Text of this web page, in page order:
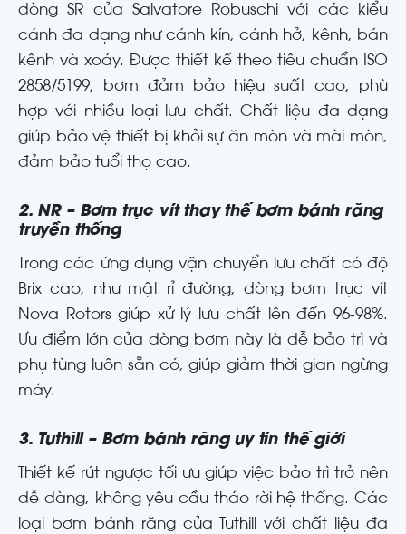
dòng SR của Salvatore Robuschi với các kiểu
cánh đa dạng như cánh kín, cánh hở, kênh, bán
kênh và xoáy. Được thiết kế theo tiêu chuẩn ISO
2858/5199, bơm đảm bảo hiệu suất cao, phù
hợp với nhiều loại lưu chất. Chất liệu đa dạng
giúp bảo vệ thiết bị khỏi sự ăn mòn và mài mòn,
đảm bảo tuổi thọ cao.
2. NR – Bơm trục vít thay thế bơm bánh răng
truyền thống
Trong các ứng dụng vận chuyển lưu chất có độ
Brix cao, như mật rỉ đường, dòng bơm trục vít
Nova Rotors giúp xử lý lưu chất lên đến 96-98%.
Ưu điểm lớn của dòng bơm này là dễ bảo trì và
phụ tùng luôn sẵn có, giúp giảm thời gian ngừng
máy.
3. Tuthill – Bơm bánh răng uy tín thế giới
Thiết kế rút ngược tối ưu giúp việc bảo trì trở nên
dễ dàng, không yêu cầu tháo rời hệ thống. Các
loại bơm bánh răng của Tuthill với chất liệu đa